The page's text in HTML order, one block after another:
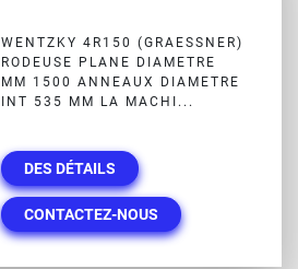
WENTZKY 4R150 (GRAESSNER)
RODEUSE PLANE DIAMETRE
MM 1500 ANNEAUX DIAMETRE
INT 535 MM LA MACHI...
DES DÉTAILS
CONTACTEZ-NOUS